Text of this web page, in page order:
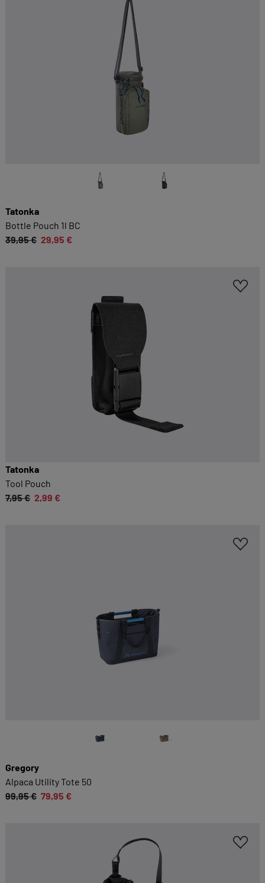
Tatonka
Bottle Pouch 1l BC
39,95 € 29,95 €
Tatonka
Tool Pouch
7,95 € 2,99 €
Gregory
Alpaca Utility Tote 50
99,95 € 79,95 €